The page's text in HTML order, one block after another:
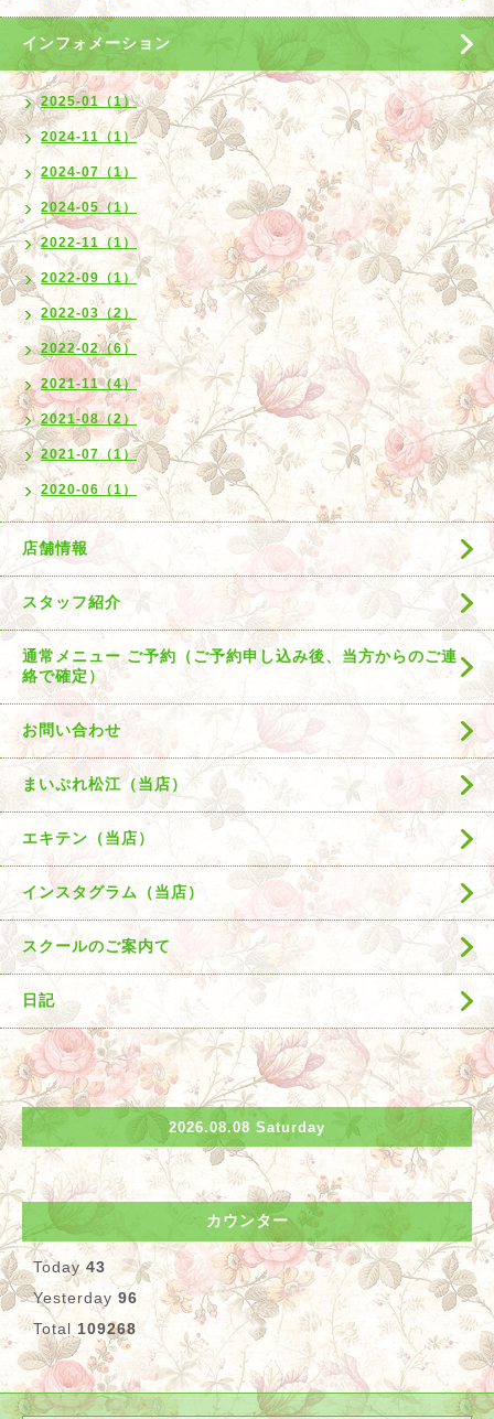
インフォメーション
2025-01（1）
2024-11（1）
2024-07（1）
2024-05（1）
2022-11（1）
2022-09（1）
2022-03（2）
2022-02（6）
2021-11（4）
2021-08（2）
2021-07（1）
2020-06（1）
店舗情報
スタッフ紹介
通常メニュー ご予約（ご予約申し込み後、当方からのご連
絡で確定）
お問い合わせ
まいぷれ松江（当店）
エキテン（当店）
インスタグラム（当店）
スクールのご案内て
日記
2026.08.08 Saturday
カウンター
Today43
Yesterday 96
Total 109268